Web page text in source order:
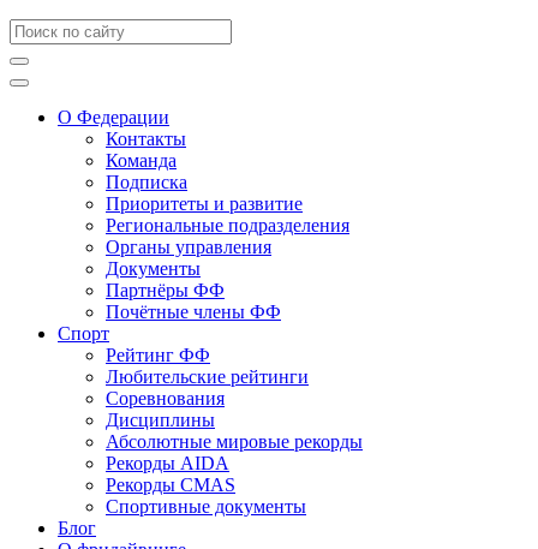
О Федерации
Контакты
Команда
Подписка
Приоритеты и развитие
Региональные подразделения
Органы управления
Документы
Партнёры ФФ
Почётные члены ФФ
Спорт
Рейтинг ФФ
Любительские рейтинги
Соревнования
Дисциплины
Абсолютные мировые рекорды
Рекорды AIDA
Рекорды CMAS
Спортивные документы
Блог